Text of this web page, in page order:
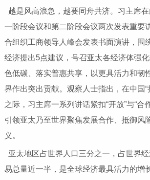
越是风高浪急，越要同舟共济。习主席
一阶段会议和第二阶段会议两次发表重要
合组织工商领导人峰会发表书面演讲，围
经济提出5点建议，号召亚太各经济体强
色低碳、落实普惠共享，以更具活力和韧
界作出突出贡献。观察人士指出，在中国“
之际，习主席一系列讲话紧扣“开放”与“合
引领亚太乃至世界聚焦发展合作、抵御风
义。
亚太地区占世界人口三分之一，占世界
易总量近一半，是全球经济最具活力的增